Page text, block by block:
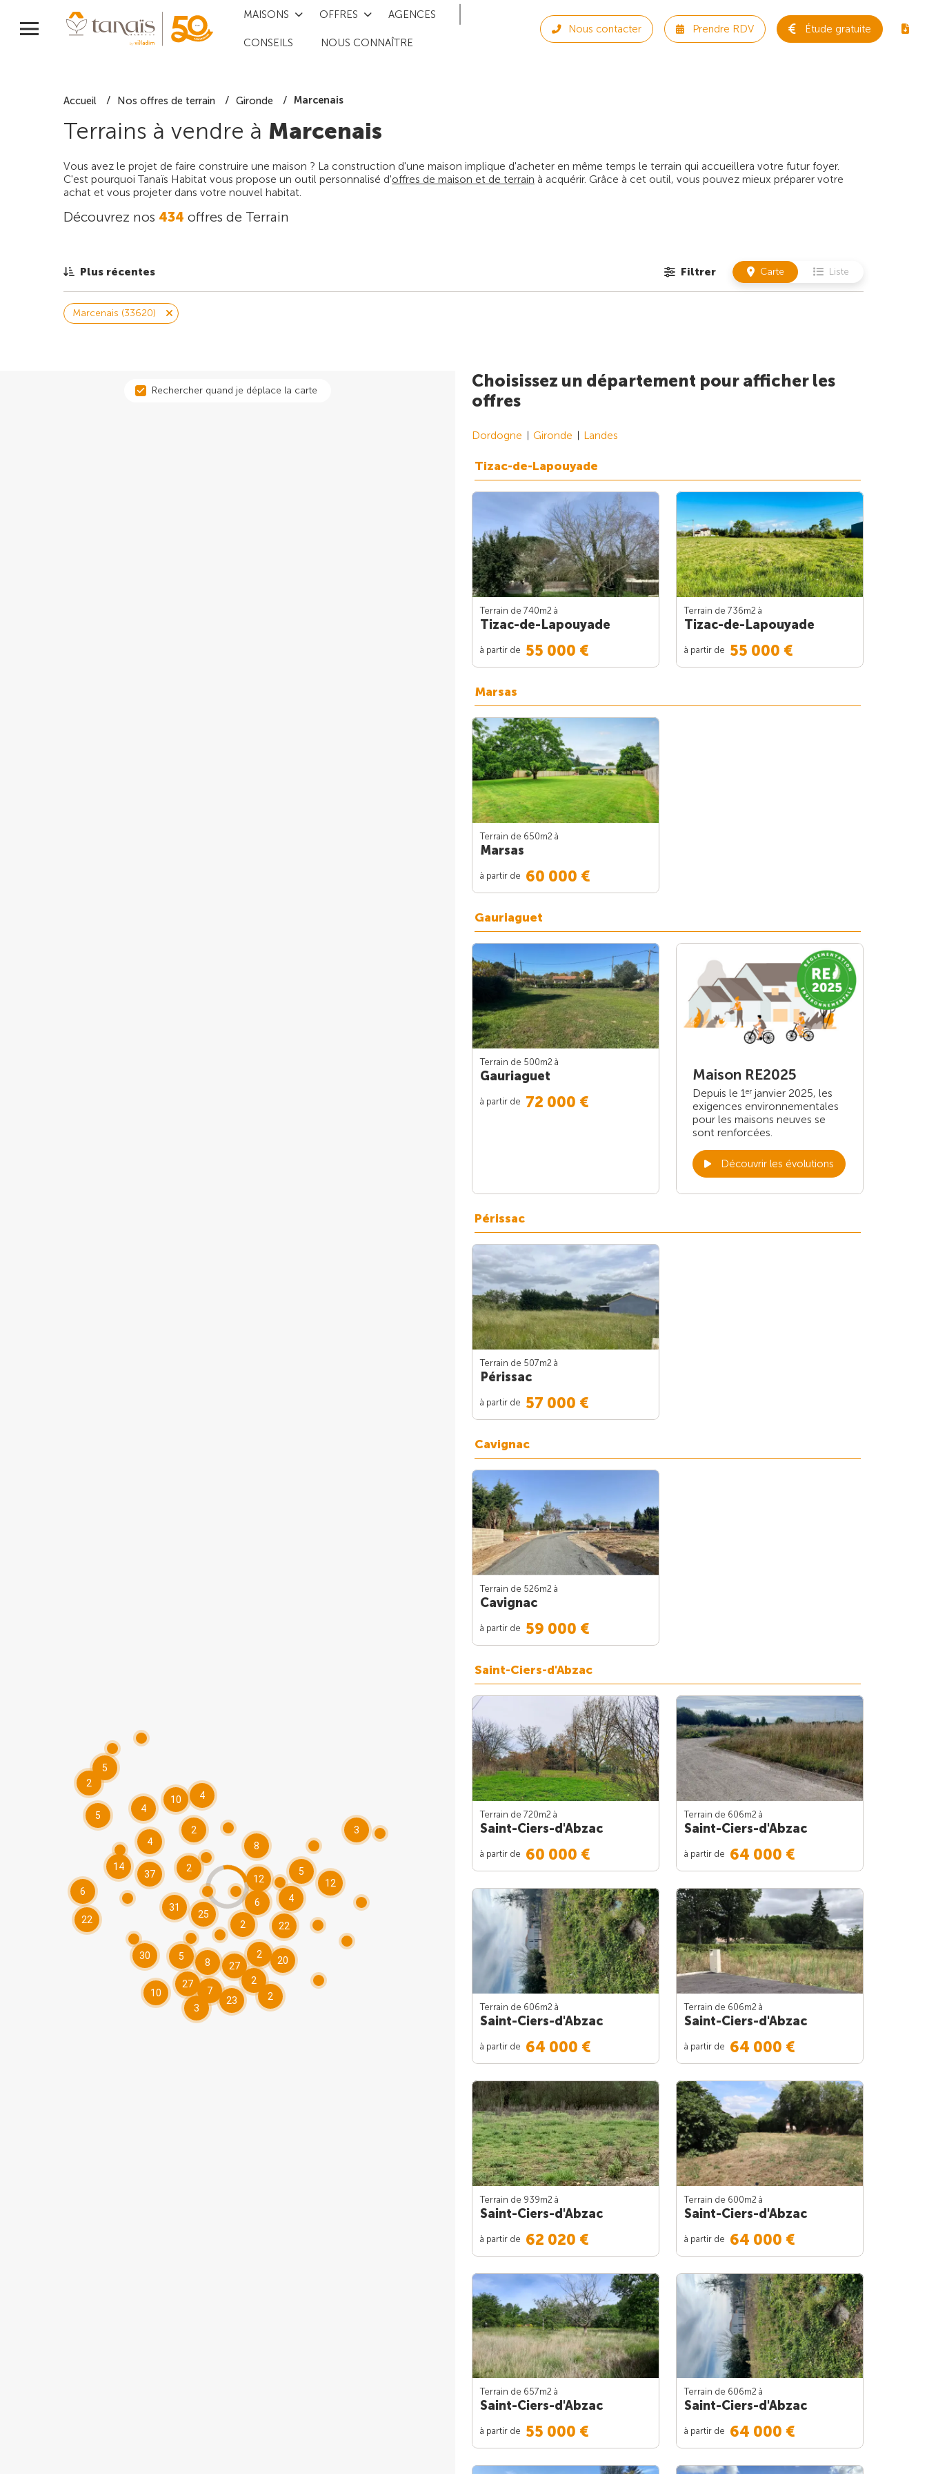
MAISONS OFFRES AGENCES
CONSEILS NOUS CONNAÎTRE
Nous contacter Prendre RDV Étude gratuite
Accueil Nos offres de terrain Gironde Marcenais
Terrains à vendre à Marcenais
Vous avez le projet de faire construire une maison ? La construction d'une maison implique d'acheter en même temps le terrain qui accueillera votre futur foyer.
C'est pourquoi Tanaïs Habitat vous propose un outil personnalisé d'offres de maison et de terrain à acquérir. Grâce à cet outil, vous pouvez mieux préparer votre
achat et vous projeter dans votre nouvel habitat.
Découvrez nos 434 offres de Terrain
Plus récentes Filtrer Carte Liste
Marcenais (33620)
37
6
25
8
22
22
14
4
30
10
27 20
23
12
27
31
5
5
12
5
2
6
5
10
2
4
4 8
2
2
3
4
2
7 2
2
3
Rechercher quand je déplace la carte
Choisissez un département pour afficher les
offres
Dordogne Gironde Landes
Tizac-de-Lapouyade
Terrain de 740m2 à
Tizac-de-Lapouyade
à partir de 55 000 €
Terrain de 736m2 à
Tizac-de-Lapouyade
à partir de 55 000 €
Marsas
Terrain de 650m2 à
Marsas
à partir de 60 000 €
Gauriaguet
Terrain de 500m2 à
Gauriaguet
à partir de 72 000 €
Maison RE2025
Depuis le 1 er janvier 2025, les
exigences environnementales
pour les maisons neuves se
sont renforcées.
Découvrir les évolutions
Périssac
Terrain de 507m2 à
Périssac
à partir de 57 000 €
Cavignac
Terrain de 526m2 à
Cavignac
à partir de 59 000 €
Saint-Ciers-d'Abzac
Terrain de 720m2 à
Saint-Ciers-d'Abzac
à partir de 60 000 €
Terrain de 606m2 à
Saint-Ciers-d'Abzac
à partir de 64 000 €
Terrain de 606m2 à
Saint-Ciers-d'Abzac
à partir de 64 000 €
Terrain de 606m2 à
Saint-Ciers-d'Abzac
à partir de 64 000 €
Terrain de 939m2 à
Saint-Ciers-d'Abzac
à partir de 62 020 €
Terrain de 600m2 à
Saint-Ciers-d'Abzac
à partir de 64 000 €
Terrain de 657m2 à
Saint-Ciers-d'Abzac
à partir de 55 000 €
Terrain de 606m2 à
Saint-Ciers-d'Abzac
à partir de 64 000 €